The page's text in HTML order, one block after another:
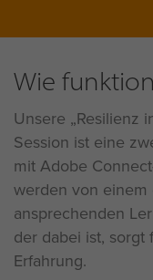
Wie
Unsere „Resilienz
Session ist eine
mit Adobe
werden von
ansprechenden
der dabei ist,
Erfahrung.